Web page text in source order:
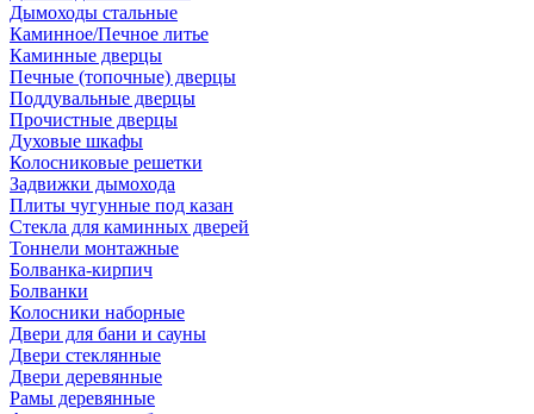
Дымоходы стальные
Каминное/Печное литье
Каминные дверцы
Печные (топочные) дверцы
Поддувальные дверцы
Прочистные дверцы
Духовые шкафы
Колосниковые решетки
Задвижки дымохода
Плиты чугунные под казан
Стекла для каминных дверей
Тоннели монтажные
Болванка-кирпич
Болванки
Колосники наборные
Двери для бани и сауны
Двери стеклянные
Двери деревянные
Рамы деревянные